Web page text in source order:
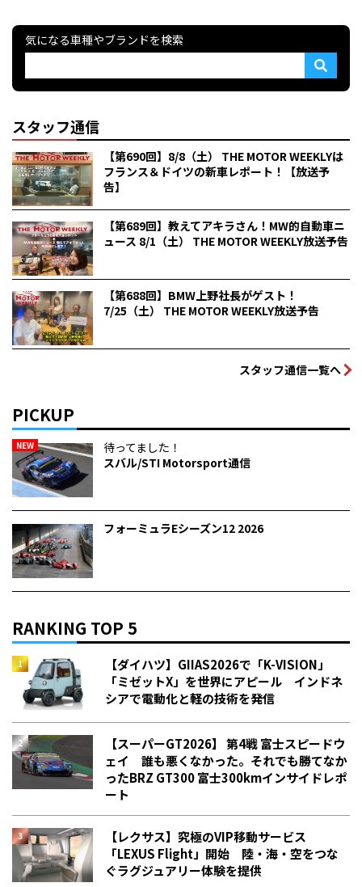
気になる車種やブランドを検索
スタッフ通信
【第690回】8/8（土） THE MOTOR WEEKLYは
フランス＆ドイツの新車レポート！【放送予
告】
【第689回】教えてアキラさん！MW的自動車ニ
ュース 8/1（土） THE MOTOR WEEKLY放送予告
【第688回】BMW上野社長がゲスト！
7/25（土） THE MOTOR WEEKLY放送予告
スタッフ通信一覧へ
PICKUP
NEW
待ってました！
スバル/STI Motorsport通信
フォーミュラEシーズン12 2026
RANKING TOP 5
【ダイハツ】GIIAS2026で「K-VISION」
「ミゼットX」を世界にアピール インドネ
シアで電動化と軽の技術を発信
【スーパーGT2026】 第4戦 富士スピードウ
ェイ 誰も悪くなかった。それでも勝てなか
った――BRZ GT300 富士300kmインサイドレポ
ート
【レクサス】究極のVIP移動サービス
「LEXUS Flight」開始 陸・海・空をつな
ぐラグジュアリー体験を提供